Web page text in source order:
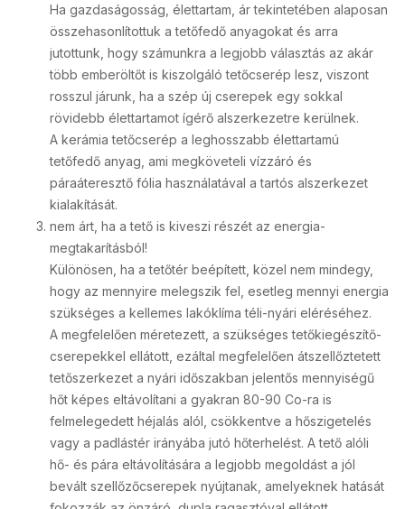
Ha gazdaságosság, élettartam, ár tekintetében alaposan
összehasonlítottuk a tetőfedő anyagokat és arra
jutottunk, hogy számunkra a legjobb választás az akár
több emberöltőt is kiszolgáló tetőcserép lesz, viszont
rosszul járunk, ha a szép új cserepek egy sokkal
rövidebb élettartamot ígérő alszerkezetre kerülnek.
A kerámia tetőcserép a leghosszabb élettartamú
tetőfedő anyag, ami megköveteli vízzáró és
páraáteresztő fólia használatával a tartós alszerkezet
kialakítását.
nem árt, ha a tető is kiveszi részét az energia­
megtakarításból!
Különösen, ha a tetőtér beépített, közel nem mindegy,
hogy az mennyire melegszik fel, esetleg mennyi energia
szükséges a kellemes lakóklíma téli-nyári eléréséhez.
A megfelelően méretezett, a szükséges tetőkiegészítő-
cserepekkel ellátott, ezáltal megfelelően átszellőztetett
tetőszerkezet a nyári időszakban jelentős mennyiségű
hőt képes eltávolítani a gyakran 80-90 Co-ra is
felmelegedett héjalás alól, csökkentve a hőszigetelés
vagy a padlástér irányába jutó hőterhelést. A tető alóli
hő- és pára eltávolítására a legjobb megoldást a jól
bevált szellőzőcserepek nyújtanak, amelyeknek hatását